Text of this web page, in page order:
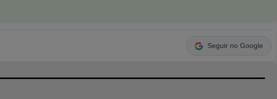
Seguir no Google